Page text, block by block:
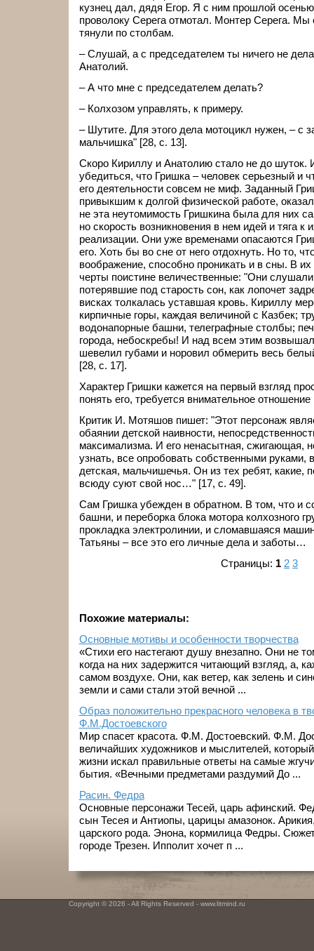
кузнец дал, дядя Егор. Я с ним прошлой
проволоку Серега отмотал. Монтер Серега. Мы
тянули по столбам.
– Слушай, а с председателем ты ничего не
Анатолий.
– А что мне с председателем делать?
– Колхозом управлять, к примеру.
– Шутите. Для этого дела мотоцикл нужен, – с
мальчишка" [28, с. 13].
Скоро Кириллу и Анатолию стало не до шуток.
убедиться, что Гришка – человек серьезный и
его деятельности совсем не миф. Заданный
привыкшим к долгой физической работе,
не эта неутомимость Гришкина была для них
но скорость возникновения в нем идей и тяга к
реализации. Они уже временами опасаются
его. Хоть бы во сне от него отдохнуть. Но то,
воображение, способно проникать и в сны. В
черты поистине величественные: "Они
потерявшие под старость сон, как лопочет
висках толкалась уставшая кровь. Кириллу
кирпичные горы, каждая величиной с Казбек;
водонапорные башни, телеграфные столбы;
города, небоскребы! И над всем этим
шевелил губами и норовил обмерить весь
[28, с. 17].
Характер Гришки кажется на первый взгляд
понять его, требуется внимательное отношение
Критик И. Мотяшов пишет: "Этот персонаж
обаянии детской наивности,
максимализма. И его ненасытная, сжигающая,
узнать, все опробовать собственными руками,
детская, мальчишечья. Он из тех ребят, какие,
всюду суют свой нос…" [17, с. 49].
Сам Гришка убежден в обратном. В том, что и
башни, и переборка блока мотора колхозного
прокладка электролинии, и сломавшаяся
Татьяны – все это его личные дела и заботы…
Страницы: 1 2 3
Похожие материалы:
Основные мотивы и особенности творчества
«Стихи его настегают душу внезапно. Они не
когда на них задержится читающий взгляд, а,
самом воздухе. Они, как ветер, как зелень и
земли и сами стали этой вечной ...
Образ положительно прекрасного человека в
Ф.М.Достоевского
Мир спасет красота. Ф.М. Достоевский. Ф.М.
величайших художников и мыслителей,
жизни искал правильные ответы на самые
бытия. «Вечными предметами раздумий До ...
Расин. Федра
Основные персонажи Тесей, царь афинский.
сын Тесея и Антиопы, царицы амазонок.
царского рода. Энона, кормилица Федры.
городе Трезен. Ипполит хочет п ...
Copyright © 2026 - All Rights Reserved - www.litmind.ru